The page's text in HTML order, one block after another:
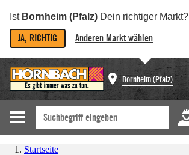
Ist Bornheim (Pfalz) Dein richtiger Markt?
JA, RICHTIG Anderen Markt wählen
Bornheim (Pfalz)
Startseite